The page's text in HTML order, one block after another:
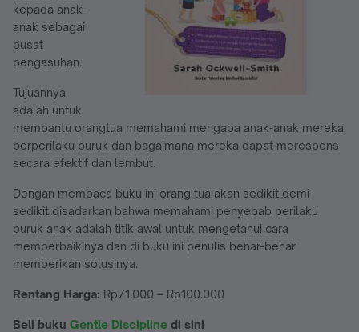
kepada anak-
anak sebagai
pusat
pengasuhan.
Tujuannya
adalah untuk
membantu orangtua memahami mengapa anak-anak mereka
berperilaku buruk dan bagaimana mereka dapat merespons
secara efektif dan lembut.
Dengan membaca buku ini orang tua akan sedikit demi
sedikit disadarkan bahwa memahami penyebab perilaku
buruk anak adalah titik awal untuk mengetahui cara
memperbaikinya dan di buku ini penulis benar-benar
memberikan solusinya.
Rentang Harga: Rp71.000 – Rp100.000
Beli buku Gentle Discipline di sini